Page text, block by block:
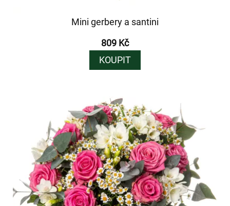
Mini gerbery a santini
809 Kč
KOUPIT